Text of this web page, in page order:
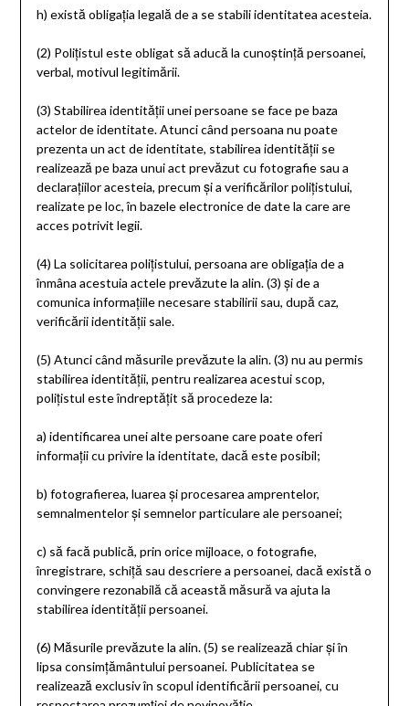
h) există obligația legală de a se stabili identitatea acesteia.
(2) Polițistul este obligat să aducă la cunoștință persoanei,
verbal, motivul legitimării.
(3) Stabilirea identității unei persoane se face pe baza
actelor de identitate. Atunci când persoana nu poate
prezenta un act de identitate, stabilirea identității se
realizează pe baza unui act prevăzut cu fotografie sau a
declarațiilor acesteia, precum și a verificărilor polițistului,
realizate pe loc, în bazele electronice de date la care are
acces potrivit legii.
(4) La solicitarea polițistului, persoana are obligația de a
înmâna acestuia actele prevăzute la alin. (3) și de a
comunica informațiile necesare stabilirii sau, după caz,
verificării identității sale.
(5) Atunci când măsurile prevăzute la alin. (3) nu au permis
stabilirea identității, pentru realizarea acestui scop,
polițistul este îndreptățit să procedeze la:
a) identificarea unei alte persoane care poate oferi
informații cu privire la identitate, dacă este posibil;
b) fotografierea, luarea și procesarea amprentelor,
semnalmentelor și semnelor particulare ale persoanei;
c) să facă publică, prin orice mijloace, o fotografie,
înregistrare, schiță sau descriere a persoanei, dacă există o
convingere rezonabilă că această măsură va ajuta la
stabilirea identității persoanei.
(6) Măsurile prevăzute la alin. (5) se realizează chiar și în
lipsa consimțământului persoanei. Publicitatea se
realizează exclusiv în scopul identificării persoanei, cu